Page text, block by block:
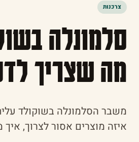
צרכנות
סלמונלה
מה שצריך
משבר הסלמונלה בשוקולד
איזה מוצרים אסור לצרוך, איך